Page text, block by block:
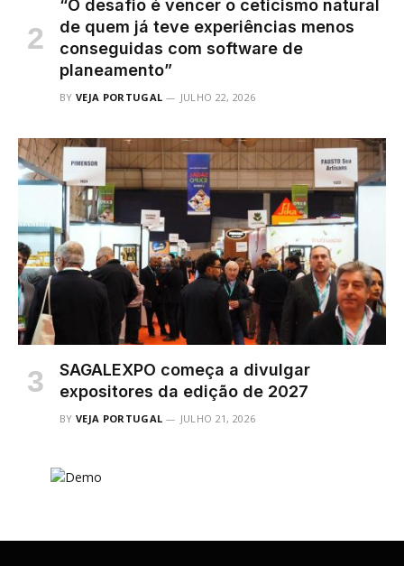
“O desafio é vencer o ceticismo natural
de quem já teve experiências menos
conseguidas com software de
planeamento”
BY VEJA PORTUGAL JULHO 22, 2026
SAGALEXPO começa a divulgar
expositores da edição de 2027
BY VEJA PORTUGAL JULHO 21, 2026